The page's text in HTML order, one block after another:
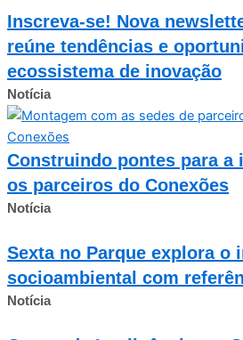
Inscreva-se! Nova
reúne tendências e
ecossistema de inovação
Notícia
Construindo pontes para a
os parceiros do Conexões
Notícia
Sexta no Parque explora o
socioambiental com
Notícia